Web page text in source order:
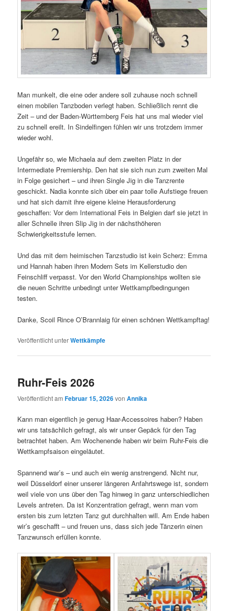
Man munkelt, die eine oder andere soll zuhause noch schnell
einen mobilen Tanzboden verlegt haben. Schließlich rennt die
Zeit – und der Baden-Württemberg Feis hat uns mal wieder viel
zu schnell ereilt. In Sindelfingen fühlen wir uns trotzdem immer
wieder wohl.
Ungefähr so, wie Michaela auf dem zweiten Platz in der
Intermediate Premiership. Den hat sie sich nun zum zweiten Mal
in Folge gesichert – und ihren Single Jig in die Tanzrente
geschickt. Nadia konnte sich über ein paar tolle Aufstiege freuen
und hat sich damit ihre eigene kleine Herausforderung
geschaffen: Vor dem International Feis in Belgien darf sie jetzt in
aller Schnelle ihren Slip Jig in der nächsthöheren
Schwierigkeitsstufe lernen.
Und das mit dem heimischen Tanzstudio ist kein Scherz: Emma
und Hannah haben ihren Modern Sets im Kellerstudio den
Feinschliff verpasst. Vor den World Championships wollten sie
die neuen Schritte unbedingt unter Wettkampfbedingungen
testen.
Danke, Scoil Rince O’Brannlaig für einen schönen Wettkampftag!
Veröffentlicht unterWettkämpfe
Ruhr-Feis 2026
Veröffentlicht amFebruar 15, 2026vonAnnika
Kann man eigentlich je genug Haar-Accessoires haben? Haben
wir uns tatsächlich gefragt, als wir unser Gepäck für den Tag
betrachtet haben. Am Wochenende haben wir beim Ruhr-Feis die
Wettkampfsaison eingeläutet.
Spannend war’s – und auch ein wenig anstrengend. Nicht nur,
weil Düsseldorf einer unserer längeren Anfahrtswege ist, sondern
weil viele von uns über den Tag hinweg in ganz unterschiedlichen
Levels antreten. Da ist Konzentration gefragt, wenn man vom
ersten bis zum letzten Tanz gut durchhalten will. Am Ende haben
wir’s geschafft – und freuen uns, dass sich jede Tänzerin einen
Tanzwunsch erfüllen konnte.